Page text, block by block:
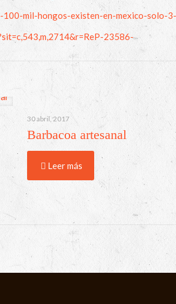
mil-hongos-existen-en-mexico-solo-
23586-
30 abril, 2017
Barbacoa artesanal
Leer más